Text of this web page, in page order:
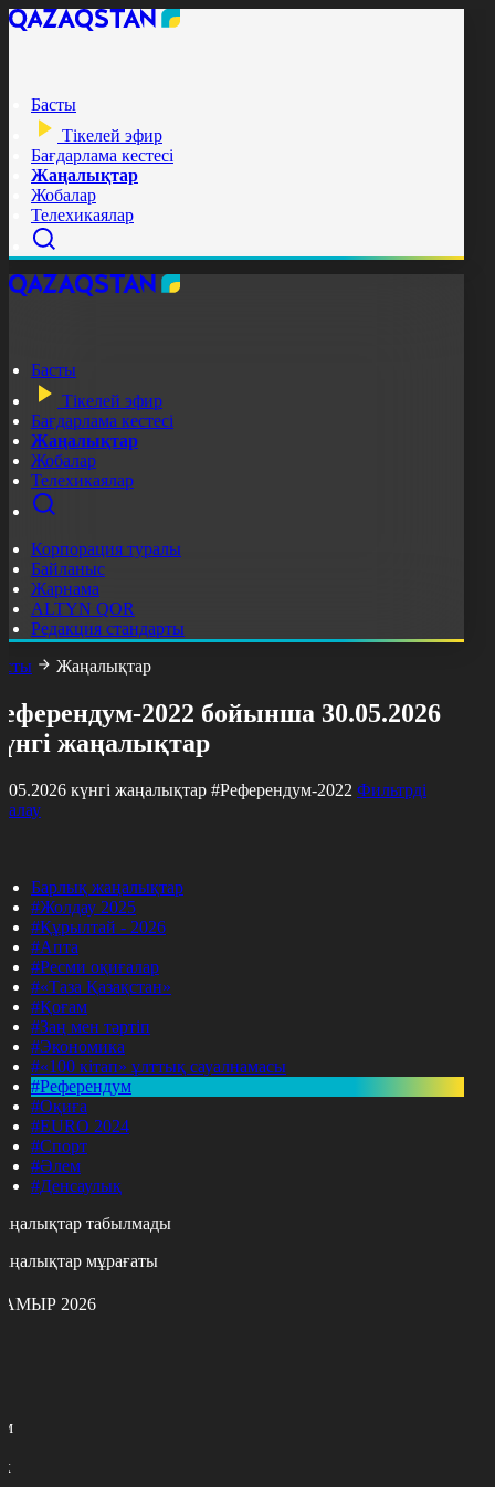
Басты
Тікелей эфир
Бағдарлама кестесі
Жаңалықтар
Жобалар
Телехикаялар
Басты
Тікелей эфир
Бағдарлама кестесі
Жаңалықтар
Жобалар
Телехикаялар
Корпорация туралы
Байланыс
Жарнама
ALTYN QOR
Редакция стандарты
Жаңалықтар
2022 бойынша 30.05.2026
жаңалықтар
күнгі жаңалықтар #Референдум-2022 Фильтрді
Барлық жаңалықтар
#Жолдау 2025
#Құрылтай - 2026
#Апта
#Ресми оқиғалар
#«Таза Қазақстан»
#Қоғам
#Заң мен тәртіп
#Экономика
#«100 кітап» ұлттық сауалнамасы
#Референдум
#Оқиға
#EURO 2024
#Спорт
#Әлем
#Денсаулық
табылмады
мұрағаты
2026